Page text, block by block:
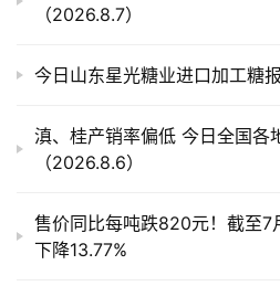
业
销
储
（2026.8.7）
今日山东星光糖业进口加工糖
滇、桂产销率偏低 今日全国各
（2026.8.6）
售价同比每吨跌820元！截至7
下降13.77%